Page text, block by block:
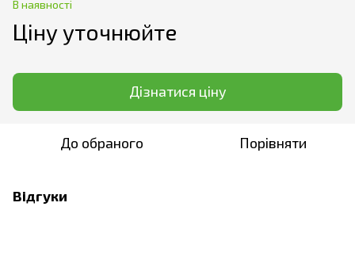
В наявності
Ціну уточнюйте
Дізнатися ціну
До обраного Порівняти
Відгуки